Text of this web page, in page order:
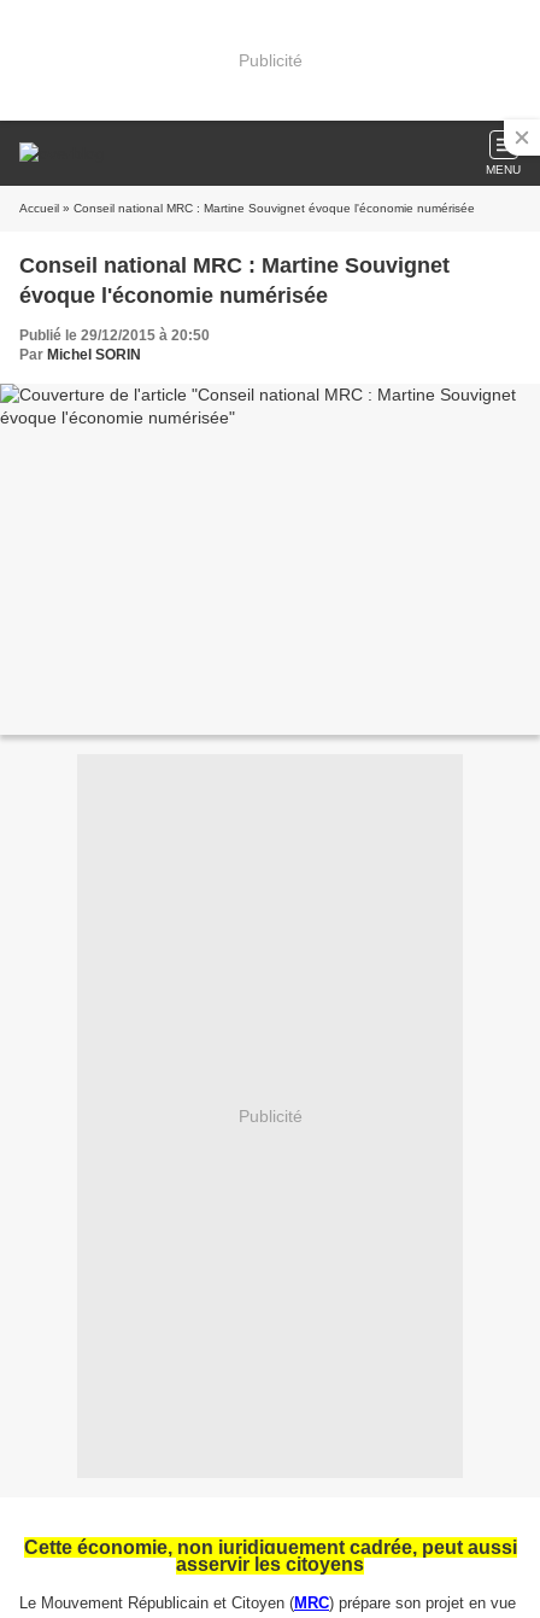
Publicité
MENU
Accueil » Conseil national MRC : Martine Souvignet évoque l'économie numérisée
Conseil national MRC : Martine Souvignet
évoque l'économie numérisée
Publié le 29/12/2015 à 20:50
Par Michel SORIN
Publicité
Cette économie, non juridiquement cadrée, peut aussi
asservir les citoyens
Le Mouvement Républicain et Citoyen (MRC) prépare son projet en vue